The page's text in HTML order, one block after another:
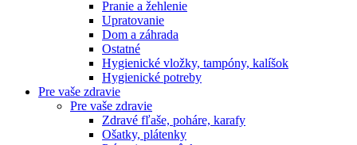
Pranie a žehlenie
Upratovanie
Dom a záhrada
Ostatné
Hygienické vložky, tampóny, kalíšok
Hygienické potreby
Pre vaše zdravie
Pre vaše zdravie
Zdravé fľaše, poháre, karafy
Ošatky, plátenky